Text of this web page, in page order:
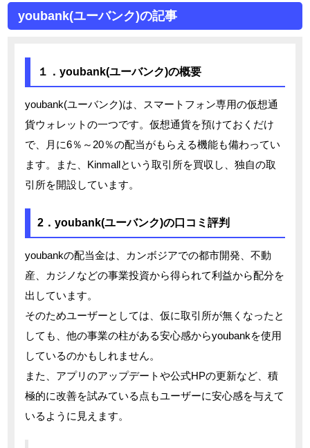
youbank(ユーバンク)の記事
１．youbank(ユーバンク)の概要
youbank(ユーバンク)は、スマートフォン専用の仮想通
貨ウォレットの一つです。仮想通貨を預けておくだけ
で、月に6％～20％の配当がもらえる機能も備わってい
ます。また、Kinmallという取引所を買収し、独自の取
引所を開設しています。
2．youbank(ユーバンク)の口コミ評判
youbankの配当金は、カンボジアでの都市開発、不動
産、カジノなどの事業投資から得られて利益から配分を
出しています。
そのためユーザーとしては、仮に取引所が無くなったと
しても、他の事業の柱がある安心感からyoubankを使用
しているのかもしれません。
また、アプリのアップデートや公式HPの更新など、積
極的に改善を試みている点もユーザーに安心感を与えて
いるように見えます。